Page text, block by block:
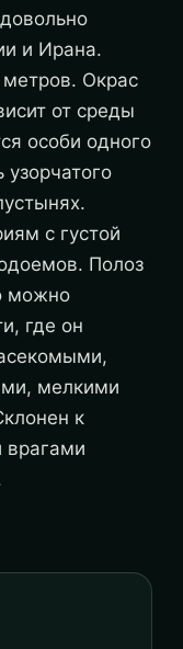
и Ирана.
Окрас
от среды
особи одного
с густой
Полоз
можно
где он
мелкими
к
врагами